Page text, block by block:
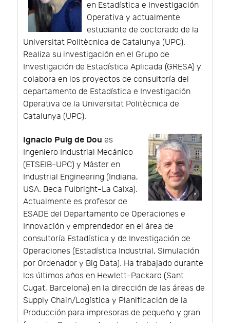
en Estadística e Investigación
Operativa y actualmente
estudiante de doctorado de la
Universitat Politècnica de Catalunya (UPC).
Realiza su investigación en el Grupo de
Investigación de Estadística Aplicada (GRESA) y
colabora en los proyectos de consultoría del
departamento de Estadística e Investigación
Operativa de la Universitat Politècnica de
Catalunya (UPC).
Ignacio Puig de Dou es
Ingeniero Industrial Mecánico
(ETSEIB-UPC) y Máster en
Industrial Engineering (Indiana,
USA. Beca Fulbright-La Caixa).
Actualmente es profesor de
ESADE del Departamento de Operaciones e
Innovación y emprendedor en el área de
consultoría Estadística y de Investigación de
Operaciones (Estadística Industrial, Simulación
por Ordenador y Big Data). Ha trabajado durante
los últimos años en Hewlett-Packard (Sant
Cugat, Barcelona) en la dirección de las áreas de
Supply Chain/Logística y Planificación de la
Producción para impresoras de pequeño y gran